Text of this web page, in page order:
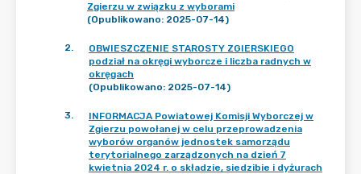
Zgierzu w związku z wyborami
(Opublikowano: 2025-07-14)
2.
OBWIESZCZENIE STAROSTY ZGIERSKIEGO
podział na okręgi wyborcze i liczba radnych w
okręgach
(Opublikowano: 2025-07-14)
3.
INFORMACJA Powiatowej Komisji Wyborczej w
Zgierzu powołanej w celu przeprowadzenia
wyborów organów jednostek samorządu
terytorialnego zarządzonych na dzień 7
kwietnia 2024 r. o składzie, siedzibie i dyżurach